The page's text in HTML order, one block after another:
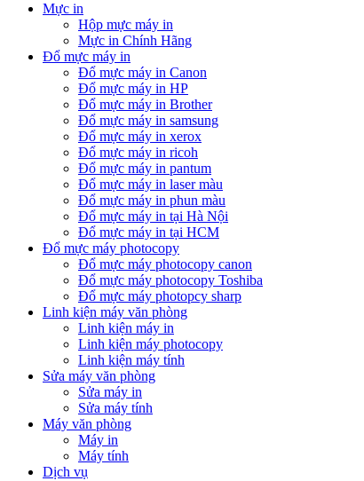
Mực in
Hộp mực máy in
Mực in Chính Hãng
Đổ mực máy in
Đổ mực máy in Canon
Đổ mực máy in HP
Đổ mực máy in Brother
Đổ mực máy in samsung
Đổ mực máy in xerox
Đổ mực máy in ricoh
Đổ mực máy in pantum
Đổ mực máy in laser màu
Đổ mực máy in phun màu
Đổ mực máy in tại Hà Nội
Đổ mực máy in tại HCM
Đổ mực máy photocopy
Đổ mực máy photocopy canon
Đổ mực máy photocopy Toshiba
Đổ mực máy photopcy sharp
Linh kiện máy văn phòng
Linh kiện máy in
Linh kiện máy photocopy
Linh kiện máy tính
Sửa máy văn phòng
Sửa máy in
Sửa máy tính
Máy văn phòng
Máy in
Máy tính
Dịch vụ